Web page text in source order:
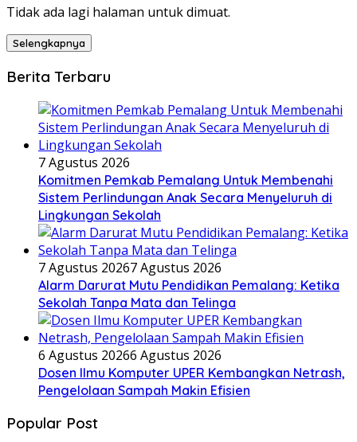
Tidak ada lagi halaman untuk dimuat.
Selengkapnya
Berita Terbaru
7 Agustus 2026
Komitmen Pemkab Pemalang Untuk Membenahi
Sistem Perlindungan Anak Secara Menyeluruh di
Lingkungan Sekolah
7 Agustus 20267 Agustus 2026
Alarm Darurat Mutu Pendidikan Pemalang: Ketika
Sekolah Tanpa Mata dan Telinga
6 Agustus 20266 Agustus 2026
Dosen Ilmu Komputer UPER Kembangkan Netrash,
Pengelolaan Sampah Makin Efisien
Popular Post